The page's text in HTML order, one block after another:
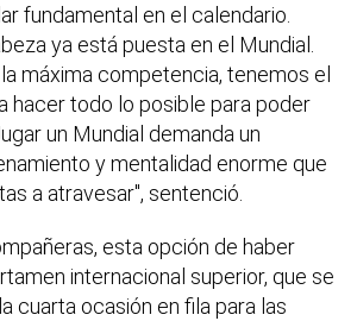
fundamental en el calendario.
ya está puesta en el Mundial.
máxima competencia, tenemos el
hacer todo lo posible para poder
un Mundial demanda un
y mentalidad enorme que
a atravesar", sentenció.
esta opción de haber
internacional superior, que se
cuarta ocasión en fila para las